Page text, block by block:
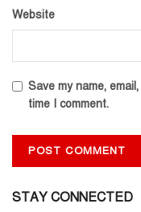
Website
Save my name,
time I comment.
STAY CONNECTED